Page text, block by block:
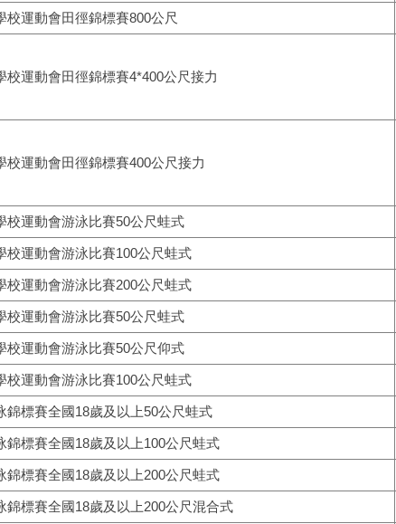
校運動會田徑錦標賽800公尺
校運動會田徑錦標賽4*400公尺接力
校運動會田徑錦標賽400公尺接力
校運動會游泳比賽50公尺蛙式
校運動會游泳比賽100公尺蛙式
校運動會游泳比賽200公尺蛙式
校運動會游泳比賽50公尺蛙式
校運動會游泳比賽50公尺仰式
校運動會游泳比賽100公尺蛙式
錦標賽全國18歲及以上50公尺蛙式
錦標賽全國18歲及以上100公尺蛙式
錦標賽全國18歲及以上200公尺蛙式
錦標賽全國18歲及以上200公尺混合式